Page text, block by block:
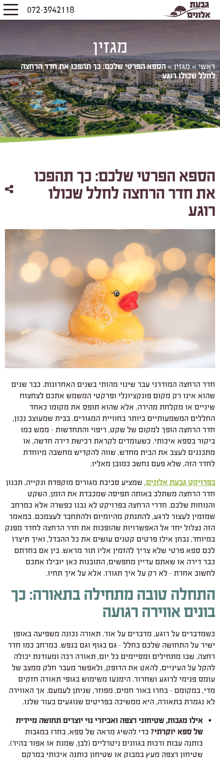
072-3942118
מגזין
ראשי»מגזין»הספא הפרטי שלכם: כך תהפכו את חדר הרחצה
לחלל שכולו רוגע
הספא הפרטי שלכם: כך תהפכו
את חדר הרחצה לחלל שכולו
רוגע
חדר הרחצה המודרני עבר שינוי מהותי בשנים האחרונות. כבר שנים
שהוא אינו רק מקום פונקציונלי ופרקטי המשמש אתכם לצחצוח
שיניים או מקלחת מהירה, אלא שהוא תופס את מקומו כאחד
החללים המשמעותיים ביותר בחוויית המגורים. בבית שמעוצב נכון,
חדר הרחצה הופך למקום של שקט, ריפוי והתחדשות – ממש כמו
ביקור בספא איכותי. כשעומדים לקראת רכישת דירה חדשה, או
מתכננים לעצב את הבית מחדש, שווה להקדיש מחשבה מיוחדת
לחדר הזה, שלא פעם נחשב כמובן מאליו.
בפרויקט גבעת אלונים, שמציע סביבת מגורים מוקפדת ונקייה, תכנון
חדר הרחצה משתלב באותה תפיסה שמכבדת את הזמן, השקט
והנוחות שלכם. חדרי הרחצה בפרויקט לא נבנו כפשרה אלא כמרחב
שמזמין לעצור לרגע, להתנתק מהיומיום ולהתחבר לעצמכם. במאמר
הזה נצלול יחד אל האפשרויות שהופכות את חדר הרחצה לחדר מפנק
במיוחד, נבחן אילו פרטים קטנים עושים את כל ההבדל, ואיך תיצרו
לכם ספא פרטי שלא צריך להזמין אליו תור מראש. בין אם בחרתם
כבר דירה או שאתם עדיין מחפשים, התובנות כאן יובילו אתכם
לחשוב אחרת – לא רק על איך תגורו, אלא על איך תחיו.
התחלה טובה מתחילה בתאורה: כך
בונים אווירה רגועה
כשמדברים על רוגע, מדברים על אור. תאורה נכונה משפיעה באופן
ישיר על התחושה שלכם בחלל – גם בגוף וגם בנפש. במרחב כמו חדר
רחצה, שבו מתחילים ומסיימים כל יום, תאורה רכה ומעודנת יכולה
להקל על העיניים, להאט את הדופק, ולאפשר מעבר חלק ממצב של
עומס פנימי לרוגע ושחרור. הימנעו משימוש בגופי תאורה חזקים
מדי, במקומם – בחרו באור חמים, מפוזר, שניתן לעמעם. אך האווירה
לא נגמרת בתאורה, היא ממשיכה בפריטים שנוגעים בעור שלנו.
אילו מגבות, שטיחוני רצפה ואביזרי נוי יוצרים תחושה מיידית
של ספא יוקרתי? כדי להשיג מראה של ספא, בחרו במגבות
כותנה עבות ורכות בגוונים ניטרליים (לבן, שמנת או אפור בהיר).
שטיחון רצפה מעץ במבוק או שטיחון כותנה איכותי במרקם